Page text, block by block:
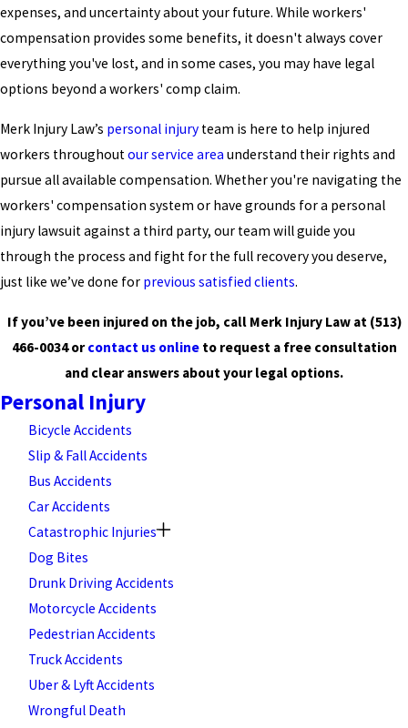
expenses, and uncertainty about your future. While workers'
compensation provides some benefits, it doesn't always cover
everything you've lost, and in some cases, you may have legal
options beyond a workers' comp claim.
Merk Injury Law’s personal injury team is here to help injured
workers throughoutour service area understand their rights and
pursue all available compensation. Whether you're navigating the
workers' compensation system or have grounds for a personal
injury lawsuit against a third party, our team will guide you
through the process and fight for the full recovery you deserve,
just like we’ve done for previous satisfied clients.
If you’ve been injured on the job, call Merk Injury Law at (513)
466-0034orcontact us onlineto request a free consultation
and clear answers about your legal options.
Personal Injury
Bicycle Accidents
Slip & Fall Accidents
Bus Accidents
Car Accidents
Catastrophic Injuries
Dog Bites
Drunk Driving Accidents
Motorcycle Accidents
Pedestrian Accidents
Truck Accidents
Uber & Lyft Accidents
Wrongful Death